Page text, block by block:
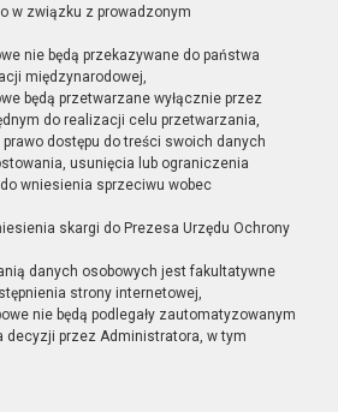
w związku z prowadzonym
nie będą przekazywane do państwa
międzynarodowej,
będą przetwarzane wyłącznie przez
do realizacji celu przetwarzania,
prawo dostępu do treści swoich danych
usunięcia lub ograniczenia
wniesienia sprzeciwu wobec
skargi do Prezesa Urzędu Ochrony
danych osobowych jest fakultatywne
strony internetowej,
nie będą podlegały zautomatyzowanym
decyzji przez Administratora, w tym